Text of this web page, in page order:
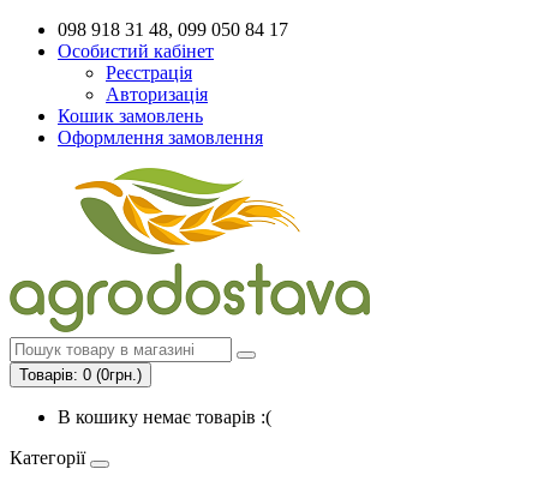
098 918 31 48, 099 050 84 17
Особистий кабінет
Реєстрація
Авторизація
Кошик замовлень
Оформлення замовлення
Товарів: 0 (0грн.)
В кошику немає товарів :(
Категорії